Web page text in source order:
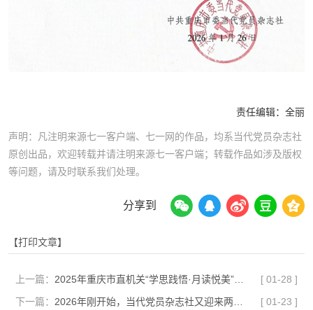
责任编辑： 全丽
声明：凡注明来源七一客户端、七一网的作品，均系当代党员杂志社
原创出品，欢迎转载并请注明来源七一客户端；转载作品如涉及版权
等问题，请及时联系我们处理。
分享到
【打印文章】
上一篇： [ 01-28 ]
下一篇：
[ 01-23 ]